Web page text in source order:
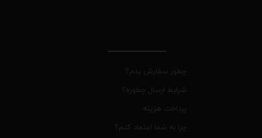
چطور سفارش بدم؟
شرایط ارسال چطوره؟
پرداخت هزینه
چرا به شما اعتماد کنم؟